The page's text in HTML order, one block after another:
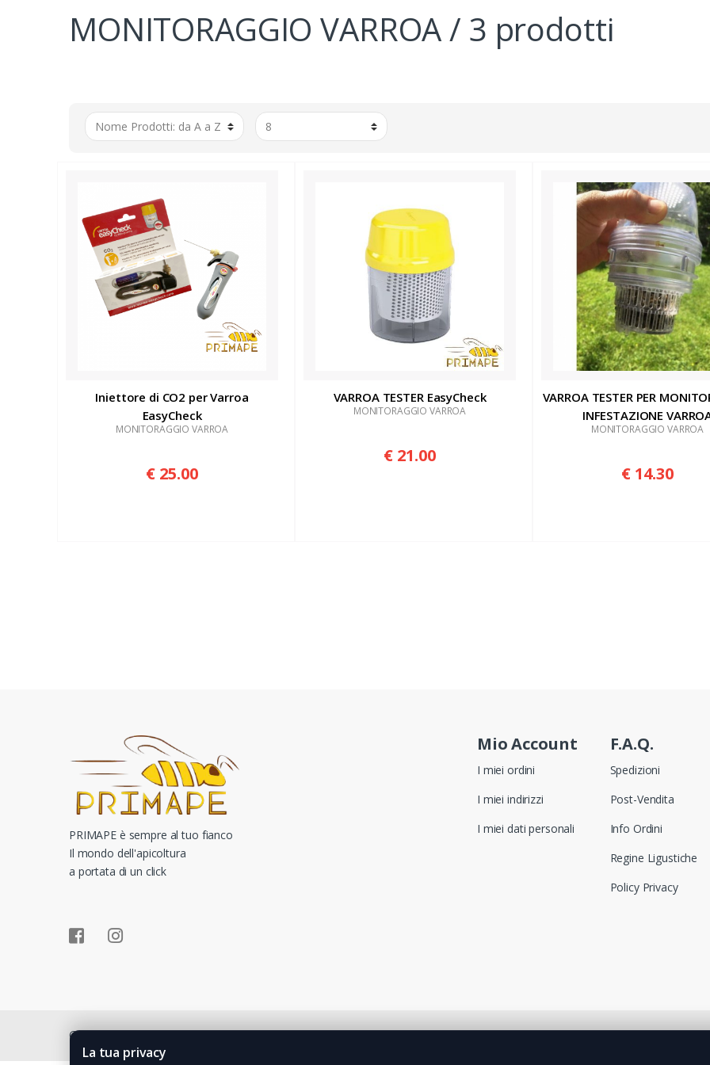
ACIDO OSSALICO - GABBIE
- SUBLIMATORI
ACIDO FORMICO
TAU-FLUVALINATE
MONITORAGGIO VARROA
COVATA CALCIFICATA
TARMA DELLA CERA
AETHINA TUMIDA
CALABRONI
MONITORAGGIO VARROA / 3 prodotti
Iniettore di CO2 per Varroa
EasyCheck
MONITORAGGIO VARROA
€ 25.00
VARROA TESTER EasyCheck
MONITORAGGIO VARROA
€ 21.00
VARROA TESTER PER
INFESTAZIONE
MONITORAGGIO VARROA
€ 14.30
Mio Account
I miei ordini
I miei indirizzi
I miei dati personali
F.A.Q.
Spedizioni
Post-Vendita
Info Ordini
Regine Ligustiche
Policy Privacy
PRIMAPE è sempre al tuo fianco
Il mondo dell'apicoltura
a portata di un click
©
La tua privacy